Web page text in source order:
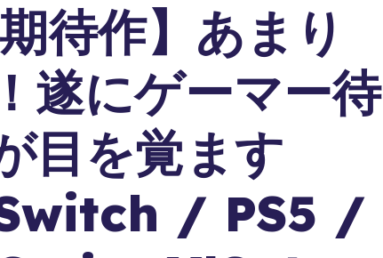
待作】あまり
遂にゲーマー待
目を覚ます
/ PS5 /